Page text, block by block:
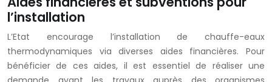
l’installation
L’Etat encourage l’installation de chauffe-eaux
thermodynamiques via diverses aides financières. Pour
bénéficier de ces aides, il est essentiel de réaliser une